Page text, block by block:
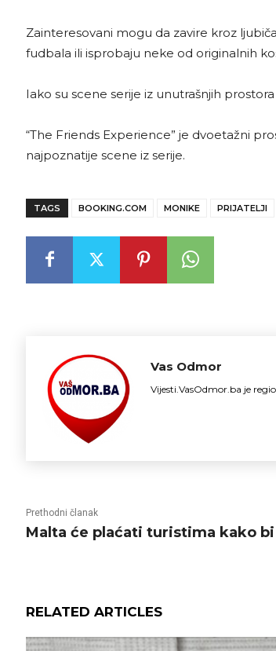
Zainteresovani mogu da zavire kroz
fudbala ili isprobaju neke od originalnih
Iako su scene serije iz unutrašnjih
“The Friends Experience” je dvoetažni
najpoznatije scene iz serije.
TAGS BOOKING.COM MONIKE PRIJATELJI
Vas Odmor
Vijesti.VasOdmor.ba je
Prethodni članak
Malta će plaćati turistima kako
RELATED ARTICLES